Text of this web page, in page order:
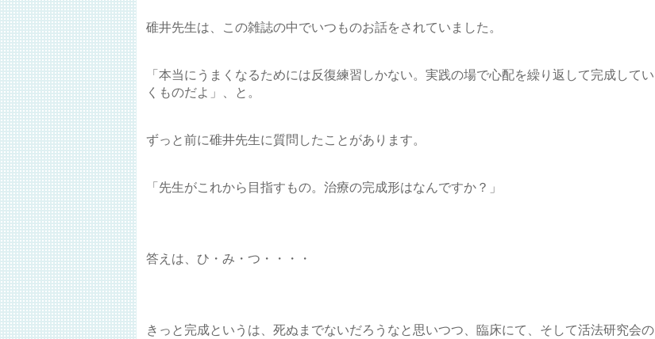
碓井先生は、この雑誌の中でいつものお話をされていました。
「本当にうまくなるためには反復練習しかない。実践の場で心配を繰り返して完成してい
くものだよ」、と。
ずっと前に碓井先生に質問したことがあります。
「先生がこれから目指すもの。治療の完成形はなんですか？」
答えは、ひ・み・つ・・・・
きっと完成というは、死ぬまでないだろうなと思いつつ、臨床にて、そして活法研究会の